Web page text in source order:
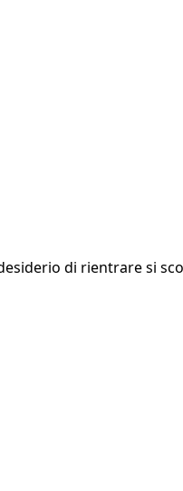
di rientrare si